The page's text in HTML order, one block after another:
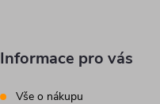
Informace pro vás
Vše o nákupu